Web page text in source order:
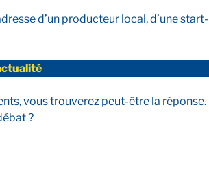
d’un producteur local, d’une
vous trouverez peut-être la
?